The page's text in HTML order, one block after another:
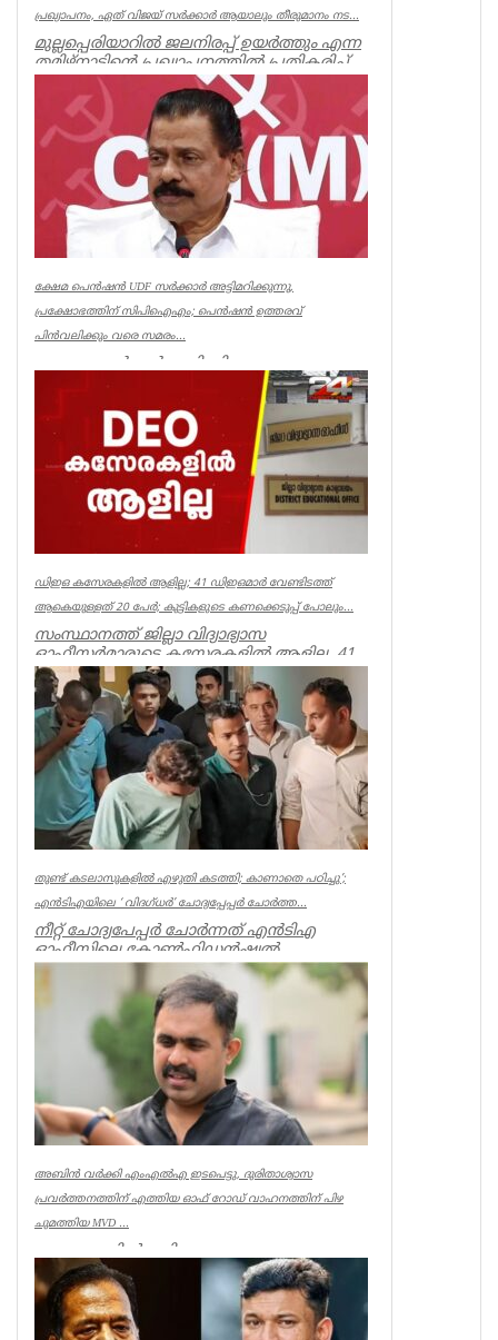
പ്രഖ്യാപനം, ഏത് വിജയ് സർക്കാർ ആയാലും തീരുമാനം നട...
മുല്ലപ്പെരിയാറിൽ ജലനിരപ്പ് ഉയർത്തും എന്ന
തമിഴ്നാടിന്റെ പ്രഖ്യാപനത്തിൽ പ്രതികരിച്ച്
മുൻമന്ത്രി എം എം...
Kerala
ക്ഷേമ പെൻഷൻ UDF സർക്കാർ അട്ടിമറിക്കുന്നു,
പ്രക്ഷോഭത്തിന് സിപിഐഎം; പെൻഷൻ ഉത്തരവ്
പിൻവലിക്കും വരെ സമരം...
ക്ഷേമ പെൻഷൻ അട്ടിമറിക്കാനുള്ള ബോധ
പൂർവമായ ശ്രമമാണ് യു ഡി എഫ് സർക്കാർ
നടത്തുന്നതെന്ന് സിപിഐഎം സംസ്ഥാ...
Kerala
ഡിഇഒ കസേരകളില്‍ ആളില്ല; 41 ഡിഇഒമാര്‍ വേണ്ടിടത്ത്
ആകെയുള്ളത് 20 പേര്‍; കുട്ടികളുടെ കണക്കെടുപ്പ് പോലും...
സംസ്ഥാനത്ത് ജില്ലാ വിദ്യാഭ്യാസ
ഓഫീസര്‍മാരുടെ കസേരകളില്‍ ആളില്ല. 41
ഡിഇഒമാരില്‍ നിലവില്‍ ഉള്ളത് 20 പ...
Kerala
തുണ്ട് കടലാസുകളില്‍ എഴുതി കടത്തി; കാണാതെ പഠിച്ചു’;
എന്‍ടിഎയിലെ ‘ വിദഗ്ധര്‍’ ചോദ്യപ്പേപ്പര്‍ ചോര്‍ത്ത...
നീറ്റ് ചോദ്യപേപ്പര്‍ ചോര്‍ന്നത് എന്‍ടിഎ
ഓഫീസിലെ കോണ്‍ഫിഡന്‍ഷ്യല്‍
സെക്ഷനില്‍ നിന്ന് എന്ന് സിബിഐ. എന...
Kerala
അബിൻ വർക്കി എംഎൽഎ ഇടപെട്ടു, ദുരിതാശ്വാസ
പ്രവർത്തനത്തിന് എത്തിയ ഓഫ് റോഡ് വാഹനത്തിന് പിഴ
ചുമത്തിയ MVD ...
ആറന്മുളയിൽ ദുരിതാശ്വാസ
പ്രവർത്തനത്തിന് എത്തിയ ഓഫ് റോഡ്
വാഹനത്തിന് മോട്ടോർ വെഹിക്കിൾ
ഇൻസ്പെക്ടർ പിഴ ...